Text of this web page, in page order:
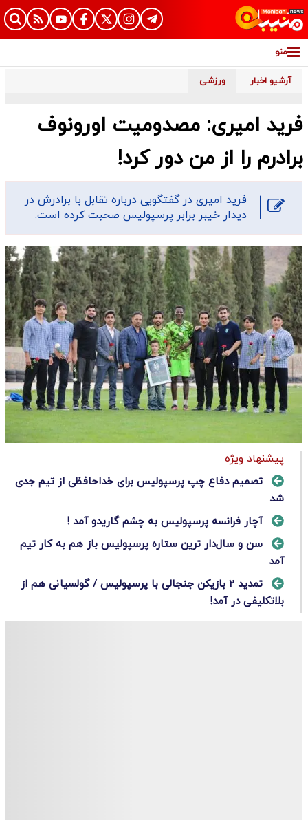
منو
آرشیو اخبار ورزشی
فرید امیری: مصدومیت اورونوف
برادرم را از من دور کرد!
فرید امیری در گفتگویی درباره تقابل با برادرش در
دیدار خیبر برابر پرسپولیس صحبت کرده است.
پیشنهاد ویژه
تصمیم دفاع چپ پرسپولیس برای خداحافظی از تیم جدی
شد
آچار فرانسه پرسپولیس به چشم گاریدو آمد !
سن و سال‌دار ترین ستاره پرسپولیس باز هم به کار تیم
آمد
تمدید 2 بازیکن جنجالی با پرسپولیس / گولسیانی هم از
بلاتکلیفی در آمد!